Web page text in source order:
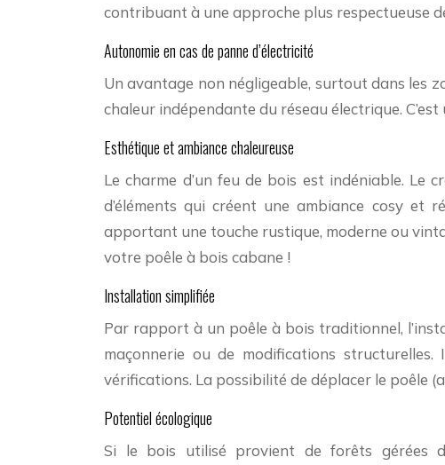
contribuant à une approche plus respectueuse
Autonomie en cas de panne d’électricité
Un avantage non négligeable, surtout dans les
chaleur indépendante du réseau électrique.
Esthétique et ambiance chaleureuse
Le charme d’un feu de bois est indéniable. Le
d’éléments qui créent une ambiance cosy
apportant une touche rustique, moderne ou
votre poêle à bois cabane !
Installation simplifiée
Par rapport à un poêle à bois traditionnel,
maçonnerie ou de modifications
vérifications. La possibilité de déplacer le poêle
Potentiel écologique
Si le bois utilisé provient de forêts gérées